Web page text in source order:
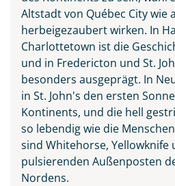
Altstadt von Québec City wie
herbeigezaubert wirken. In
Charlottetown ist die
und in Fredericton und St.
besonders ausgeprägt. In
in St. John's den ersten
Kontinents, und die hell
so lebendig wie die
sind Whitehorse, Yellowknife
pulsierenden Außenposten
Nordens.